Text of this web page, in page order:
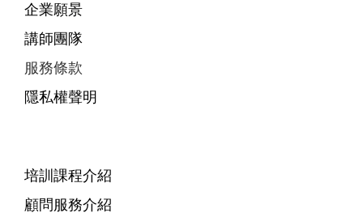
企業願景
講師團隊
服務條款
隱私權聲明
培訓課程介紹
顧問服務介紹